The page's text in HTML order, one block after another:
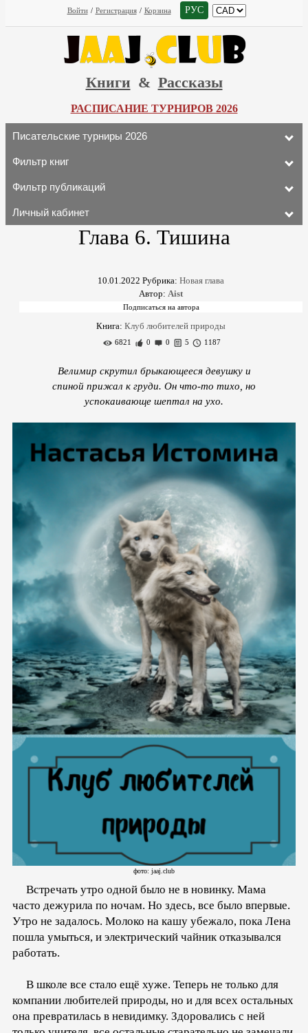
Войти / Регистрация / Корзина РУС
Книги & Рассказы
РАСПИСАНИЕ ТУРНИРОВ 2026
Писательские турниры 2026
Фильтр книг
Фильтр публикаций
Личный кабинет
Глава 6. Тишина
10.01.2022 Рубрика: Новая глава
Автор: Aist
Книга: Клуб любителей природы
6821 0 0 5 1187
Велимир скрутил брыкающееся девушку и
спиной прижал к груди. Он что-то тихо, но
успокаивающе шептал на ухо.
фото: jaaj.club
Встречать утро одной было не в новинку. Мама
часто дежурила по ночам. Но здесь, все было впервые.
Утро не задалось. Молоко на кашу убежало, пока Лена
пошла умыться, и электрический чайник отказывался
работать.
В школе все стало ещё хуже. Теперь не только для
компании любителей природы, но и для всех остальных
она превратилась в невидимку. Здоровались с ней